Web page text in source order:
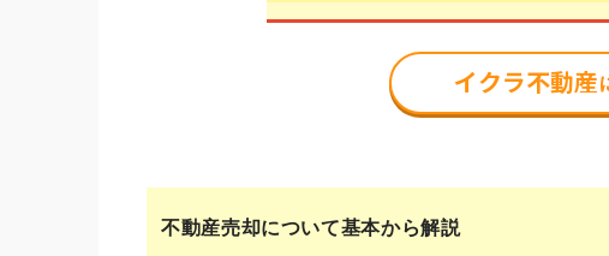
不動産売却について基本から解説